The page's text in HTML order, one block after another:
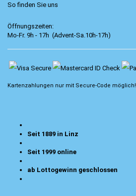
So finden Sie uns
Öffnungszeiten:
Mo-Fr. 9h - 17h (Advent-Sa.10h-17h)
Kartenzahlungen nur mit Secure-Code möglich!
Seit 1889 in Linz
Seit 1999 online
ab Lottogewinn geschlossen